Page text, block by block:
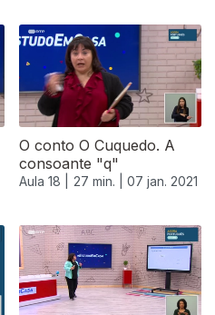
O conto O Cuquedo. A
consoante "q"
Aula 18 | 27 min. | 07 jan. 2021